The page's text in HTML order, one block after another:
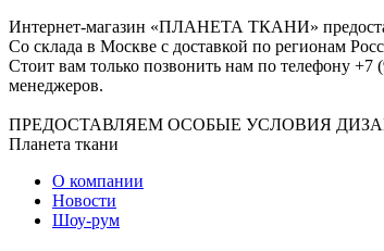
Интернет-магазин «ПЛАНЕТА ТКАНИ»
Со склада в Москве с доставкой по регионам
Стоит вам только позвонить нам по телефону
менеджеров.
ПРЕДОСТАВЛЯЕМ ОСОБЫЕ УСЛОВИЯ
Планета ткани
О компании
Новости
Шоу-рум